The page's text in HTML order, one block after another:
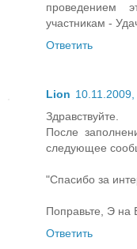
проведением
участникам -
Ответить
Lion
Здравствуйте.
После
следующее
"Спасибо за
Поправьте, Э на
Ответить